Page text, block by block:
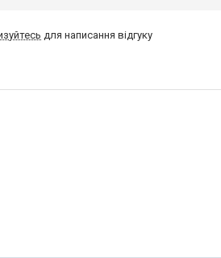
для написання відгуку